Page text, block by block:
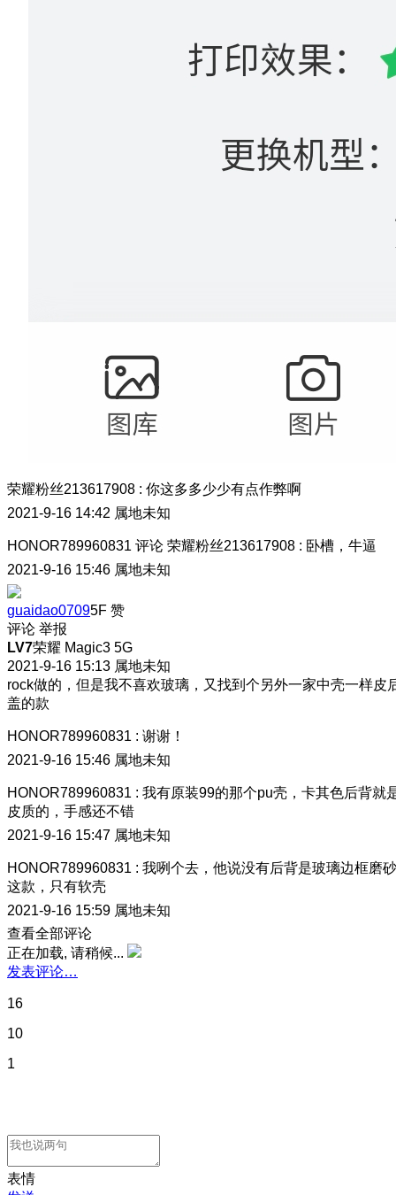
荣耀粉丝213617908 : 你这多多少少有点作弊啊
2021-9-16 14:42 属地未知
HONOR789960831 评论 荣耀粉丝213617908 : 卧槽，牛逼
2021-9-16 15:46 属地未知
guaidao07095F 赞
评论 举报
LV7荣耀 Magic3 5G
2021-9-16 15:13 属地未知
rock做的，但是我不喜欢玻璃，又找到个另外一家中壳一样皮
盖的款
HONOR789960831 : 谢谢！
2021-9-16 15:46 属地未知
HONOR789960831 : 我有原装99的那个pu壳，卡其色后背就
皮质的，手感还不错
2021-9-16 15:47 属地未知
HONOR789960831 : 我咧个去，他说没有后背是玻璃边框磨砂
这款，只有软壳
2021-9-16 15:59 属地未知
查看全部评论
正在加载, 请稍候...
发表评论…
16
10
1
表情